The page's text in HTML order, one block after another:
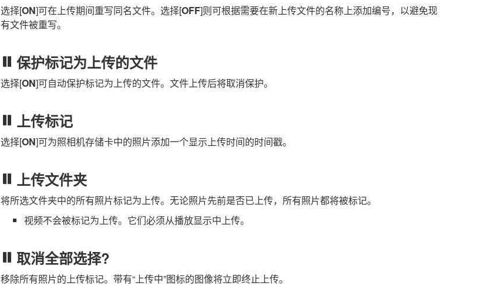
选择[ON]可在上传期间重写同名文件。选择[OFF]则可根据需要在新上传文件的名称上添加编号，以避免现
有文件被重写。
保护标记为上传的文件
选择[ON]可自动保护标记为上传的文件。文件上传后将取消保护。
上传标记
选择[ON]可为照相机存储卡中的照片添加一个显示上传时间的时间戳。
上传文件夹
将所选文件夹中的所有照片标记为上传。无论照片先前是否已上传，所有照片都将被标记。
视频不会被标记为上传。它们必须从播放显示中上传。
取消全部选择?
移除所有照片的上传标记。带有“上传中”图标的图像将立即终止上传。